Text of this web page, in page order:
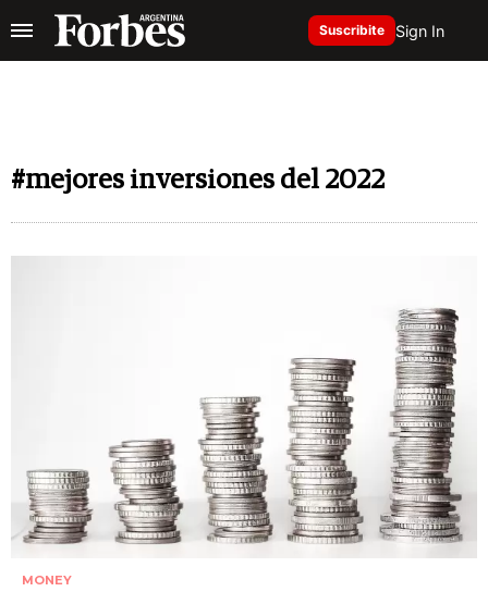
Suscribite Sign In
#mejores inversiones del 2022
MONEY